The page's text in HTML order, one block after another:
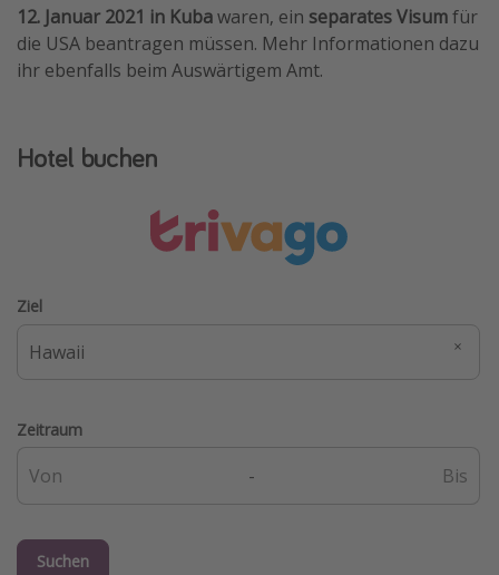
12. Januar 2021 in Kubawaren, ein separates Visumfür
die USA beantragen müssen. Mehr Informationen dazu
ihr ebenfalls beim Auswärtigem Amt.
Hotel buchen
Ziel
Zeitraum
-
Suchen